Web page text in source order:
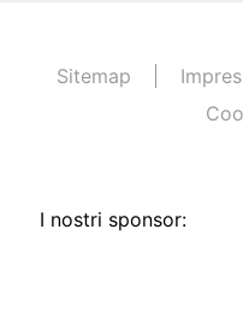
Sitemap
I nostri sponsor: